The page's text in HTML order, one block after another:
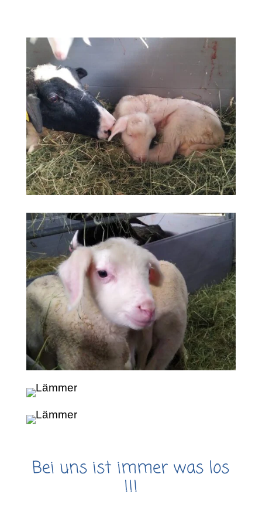
Bei uns ist immer was los
!!!